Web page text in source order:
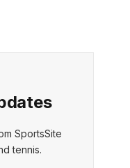
SportsSite
tennis.